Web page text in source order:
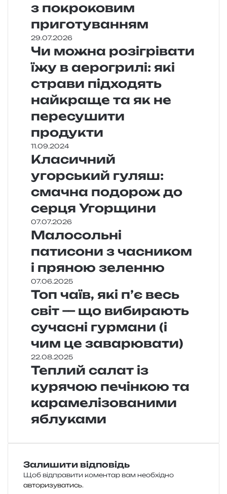
з покроковим
приготуванням
29.07.2026
Чи можна розігрівати
їжу в аерогрилі: які
страви підходять
найкраще та як не
пересушити
продукти
11.09.2024
Класичний
угорський гуляш:
смачна подорож до
серця Угорщини
07.07.2026
Малосольні
патисони з часником
і пряною зеленню
07.06.2025
Топ чаїв, які п’є весь
світ — що вибирають
сучасні гурмани (і
чим це заварювати)
22.08.2025
Теплий салат із
курячою печінкою та
карамелізованими
яблуками
Залишити відповідь
Щоб відправити коментар вам необхідно
авторизуватись.